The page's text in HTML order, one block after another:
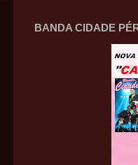
BANDA CIDADE